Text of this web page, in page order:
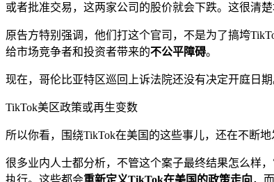
或者批准交易，这两家公司的股价就会下跌。这很清
原告方特别强调，他们打这个官司，不是为了搞垮
给市场竞争者和投资者带来的不公平障碍。
现在，哥伦比亚特区巡回上诉法院还没有决定开庭日
TikTok美区政策或再生变数
所以你看，围绕TikTok在美国的这些事儿，还在不断
很多业内人士都分析，不管这个案子最终结果怎么样
执行。这些都会重新定义TikTok在美国的政策走向，